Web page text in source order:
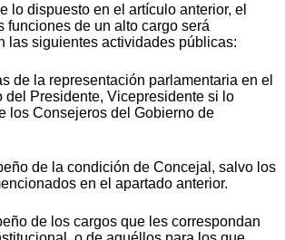
lo dispuesto en el artículo anterior, el
funciones de un alto cargo será
las siguientes actividades públicas:
de la representación parlamentaria en el
del Presidente, Vicepresidente si lo
los Consejeros del Gobierno de
de la condición de Concejal, salvo los
en el apartado anterior.
de los cargos que les correspondan